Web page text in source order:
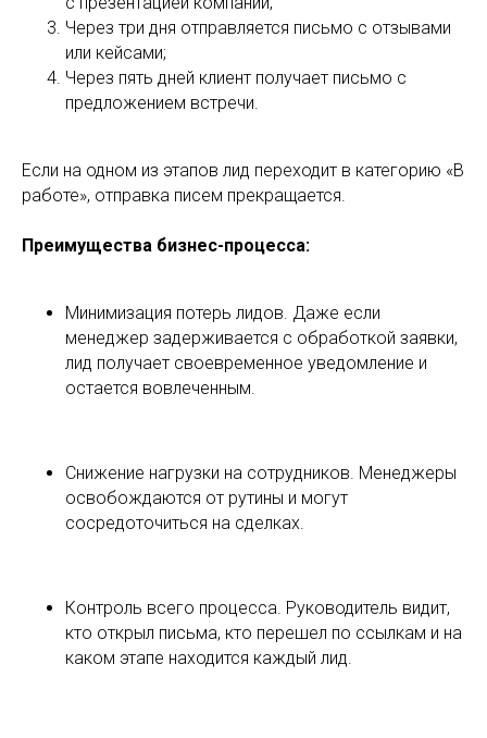
Через три дня отправляется письмо с отзывами
или кейсами;
Через пять дней клиент получает письмо с
предложением встречи.
Если на одном из этапов лид переходит в категорию «В
работе», отправка писем прекращается.
Преимущества бизнес-процесса:
Минимизация потерь лидов. Даже если
менеджер задерживается с обработкой заявки,
лид получает своевременное уведомление и
остается вовлеченным.
Снижение нагрузки на сотрудников. Менеджеры
освобождаются от рутины и могут
сосредоточиться на сделках.
Контроль всего процесса. Руководитель видит,
кто открыл письма, кто перешел по ссылкам и на
каком этапе находится каждый лид.